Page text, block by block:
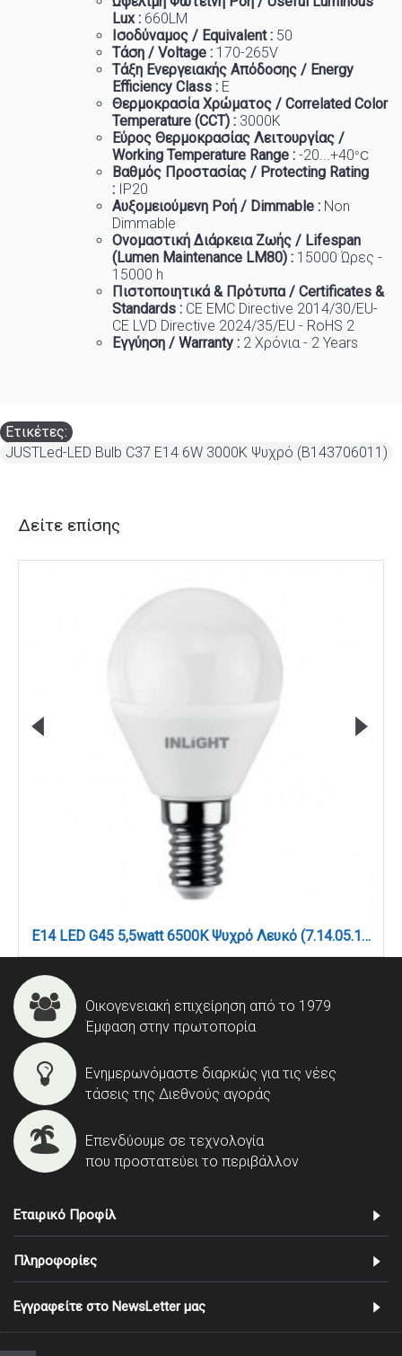
Lux : 660LM
Ισοδύναμος / Equivalent : 50
Τάση / Voltage : 170-265V
Τάξη Ενεργειακής Απόδοσης / Energy
Efficiency Class : E
Θερμοκρασία Χρώματος / Correlated Color
Temperature (CCT) : 3000K
Εύρος Θερμοκρασίας Λειτουργίας /
Working Temperature Range : -20...+40°C
Βαθμός Προστασίας / Protecting Rating
: IP20
Αυξομειούμενη Ροή / Dimmable : Non
Dimmable
Ονομαστική Διάρκεια Ζωής / Lifespan
(Lumen Maintenance LM80) : 15000 Ώρες -
15000 h
Πιστοποιητικά & Πρότυπα / Certificates &
Standards : CE EMC Directive 2014/30/EU-
CE LVD Directive 2024/35/EU - RoHS 2
Εγγύηση / Warranty : 2 Χρόνια - 2 Years
Ετικέτες:
JUSTLed-LED Bulb C37 E14 6W 3000K Ψυχρό (B143706011)
Δείτε επίσης
E14 LED G45 5,5watt 6500K Ψυχρό Λευκό (7.14.05.14.3)
Οικογενειακή επιχείρηση από το 1979
Έμφαση στην πρωτοπορία
Ενημερωνόμαστε διαρκώς για τις νέες
τάσεις της Διεθνούς αγοράς
Επενδύουμε σε τεχνολογία
που προστατεύει το περιβάλλον
Εταιρικό Προφίλ
Πληροφορίες
Εγγραφείτε στο NewsLetter μας